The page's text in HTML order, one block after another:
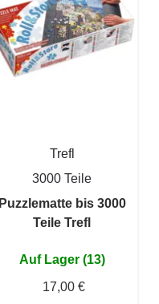
Trefl
3000 Teile
Puzzlematte bis 3000
Teile Trefl
Auf Lager (13)
17,00 €